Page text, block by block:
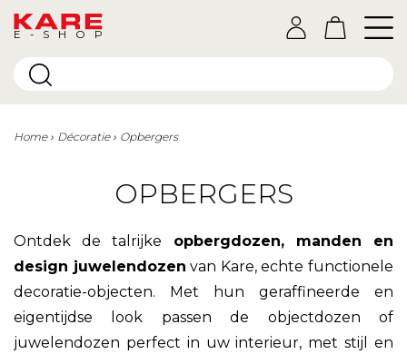
E-SHOP
Home Décoratie Opbergers
OPBERGERS
Ontdek de talrijke opbergdozen, manden en
design juwelendozen van Kare, echte functionele
decoratie-objecten. Met hun geraffineerde en
eigentijdse look passen de objectdozen of
juwelendozen perfect in uw interieur, met stijl en